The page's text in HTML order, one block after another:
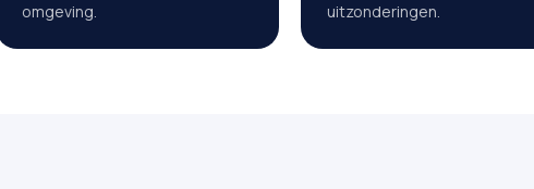
omgeving.
uitzonderingen.